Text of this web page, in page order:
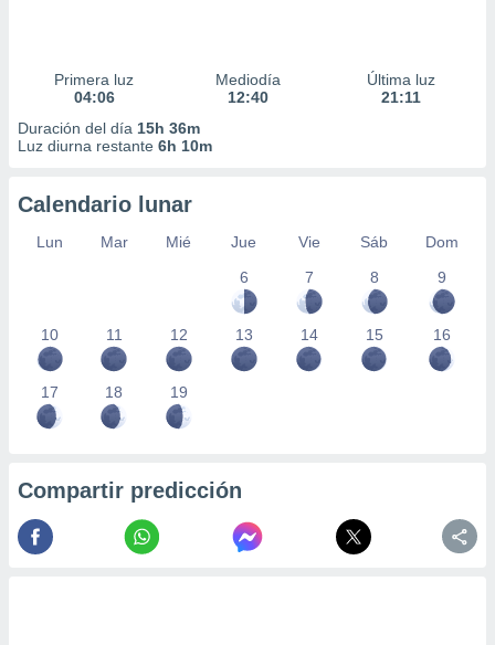
Primera luz
04:06
Mediodía
12:40
Última luz
21:11
Duración del día 15h 36m
Luz diurna restante 6h 10m
Calendario lunar
Lun Mar Mié Jue Vie Sáb
Dom
6
7 8 9
10 11 12 13 14 15 16
17 18 19
Compartir predicción